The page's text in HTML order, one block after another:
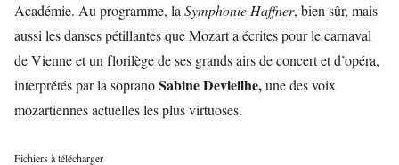
Académie. Au programme, la Symphonie Haffner, bien sûr, mais
aussi les danses pétillantes que Mozart a écrites pour le carnaval
de Vienne et un florilège de ses grands airs de concert et d’opéra,
interprétés par la sopranoSabine Devieilhe,une des voix
mozartiennes actuelles les plus virtuoses.
Fichiers à télécharger